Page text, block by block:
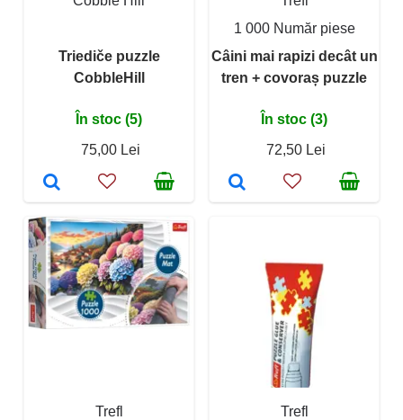
Triediče puzzle
CobbleHill
În stoc (5)
75,00 Lei
1 000 Număr piese
Câini mai rapizi decât un
tren + covoraș puzzle
În stoc (3)
72,50 Lei
Trefl
Trefl